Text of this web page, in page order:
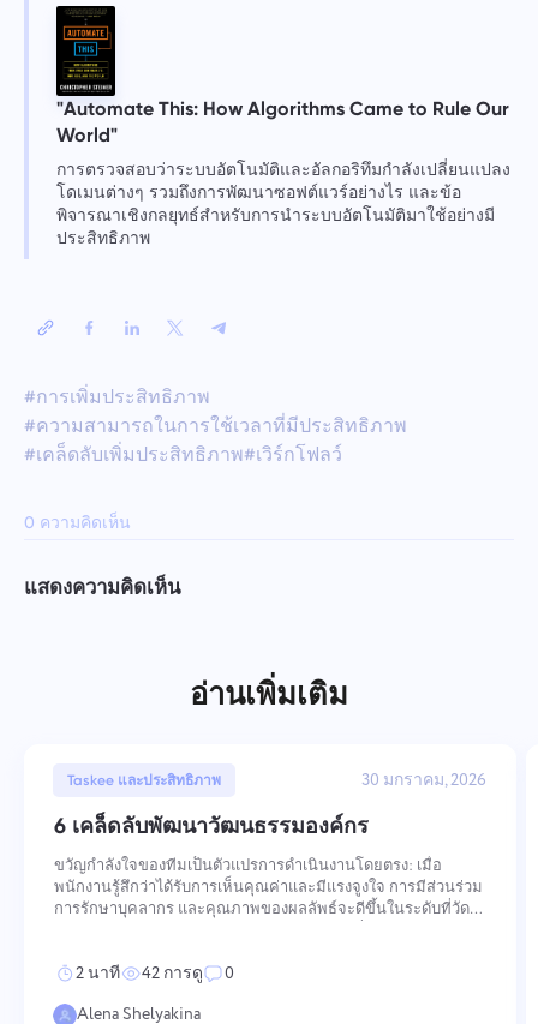
"Automate This: How Algorithms Came to Rule Our
World"
การตรวจสอบว่าระบบอัตโนมัติและอัลกอริทึมกำลังเปลี่ยนแปลง
โดเมนต่างๆ รวมถึงการพัฒนาซอฟต์แวร์อย่างไร และข้อ
พิจารณาเชิงกลยุทธ์สำหรับการนำระบบอัตโนมัติมาใช้อย่างมี
ประสิทธิภาพ
#การเพิ่มประสิทธิภาพ
#ความสามารถในการใช้เวลาที่มีประสิทธิภาพ
#เคล็ดลับเพิ่มประสิทธิภาพ#เวิร์กโฟลว์
0 ความคิดเห็น
แสดงความคิดเห็น
อ่านเพิ่มเติม
Taskee และประสิทธิภาพ 30 มกราคม, 2026
6 เคล็ดลับพัฒนาวัฒนธรรมองค์กร
ขวัญกำลังใจของทีมเป็นตัวแปรการดำเนินงานโดยตรง: เมื่อ
พนักงานรู้สึกว่าได้รับการเห็นคุณค่าและมีแรงจูงใจ การมีส่วนร่วม
การรักษาบุคลากร และคุณภาพของผลลัพธ์จะดีขึ้นในระดับที่วัดได้
การปฏิบัต
2 นาที 42 การดู
0
Alena Shelyakina